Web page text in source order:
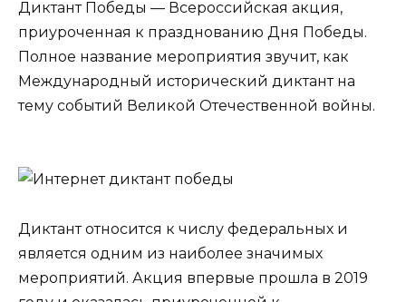
Диктант Победы — Всероссийская акция,
приуроченная к празднованию Дня Победы.
Полное название мероприятия звучит, как
Международный исторический диктант на
тему событий Великой Отечественной войны.
Диктант относится к числу федеральных и
является одним из наиболее значимых
мероприятий. Акция впервые прошла в 2019